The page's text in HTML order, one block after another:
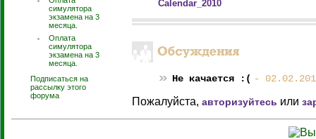
симулятора
экзамена на 3
месяца.
Оплата
симулятора
экзамена на 3
месяца.
Подписаться на
рассылку этого
форума
Calendar_2010
Не качается :( -
Пожалуйста, авторизуйтесь или